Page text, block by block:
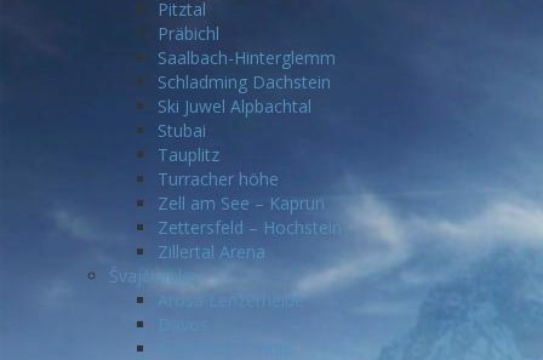
Pitztal
Präbichl
Saalbach-Hinterglemm
Schladming Dachstein
Ski Juwel Alpbachtal
Stubai
Tauplitz
Turracher höhe
Zell am See – Kaprun
Zettersfeld – Hochstein
Zillertal Arena
Švajčiarsko
Arosa Lenzerheide